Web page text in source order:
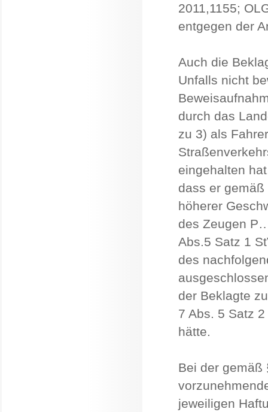
2011,1155;
entgegen der
Auch die
Unfalls nicht
durch das
zu 3) als
eingehalten
dass er
höherer
des Zeugen
Abs.5 Satz 1
des
der Beklagte
7 Abs. 5 Satz
hätte.
Bei der gemäß
jeweiligen